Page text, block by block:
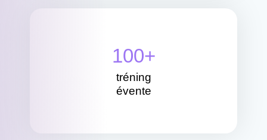
100+
tréning
évente